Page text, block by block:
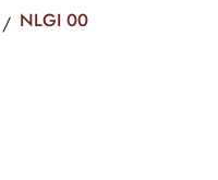
NLGI 00